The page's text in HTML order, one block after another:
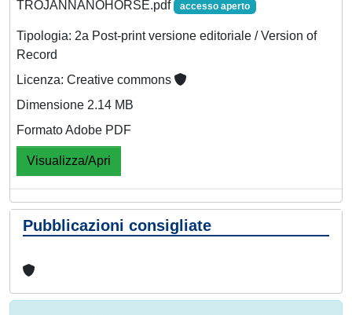
TROJANNANOHORSE.pdf accesso aperto
Tipologia: 2a Post-print versione editoriale / Version of
Record
Licenza: Creative commons
Dimensione 2.14 MB
Formato Adobe PDF
Visualizza/Apri
Pubblicazioni consigliate